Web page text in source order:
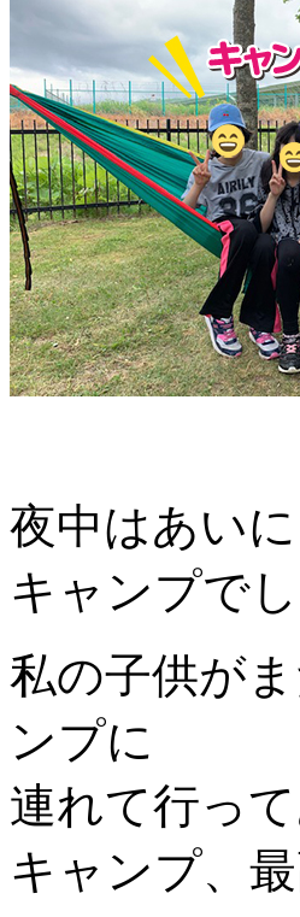
夜中はあい
キャンプでし
私の子供が
ンプに
連れて行っ
キャンプ、最